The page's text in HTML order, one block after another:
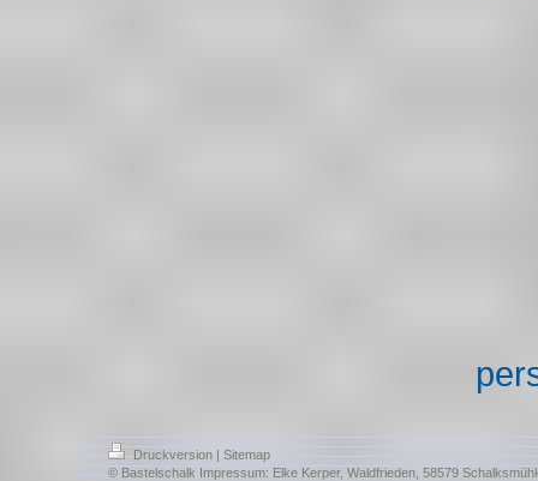
Druckversion | Sitemap
© Bastelschalk Impressum: Elke Kerper, Waldfrieden, 58579